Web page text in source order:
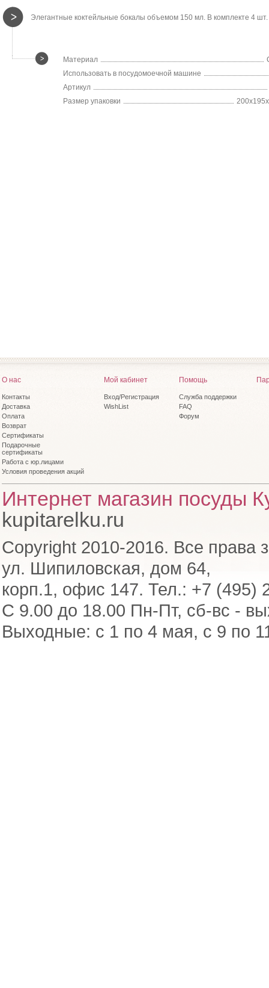
Элегантные коктейльные бокалы объемом 150 мл. В комплекте 4
Материал
Использовать в посудомоечной машине
Артикул
Размер упаковки
О нас
Контакты
Доставка
Оплата
Возврат
Сертификаты
Подарочные
сертификаты
Работа с юр.лицами
Условия проведения акций
Мой кабинет
Вход/Регистрация
WishList
Помощь
Служба поддержки
FAQ
Форум
Интернет магазин посуды
kupitarelku.ru
Copyright 2010-2016. Все права
ул. Шипиловская, дом 64,
корп.1, офис 147. Тел.: +7 (495)
С 9.00 до 18.00 Пн-Пт, сб-вс -
Выходные: с 1 по 4 мая, с 9 по